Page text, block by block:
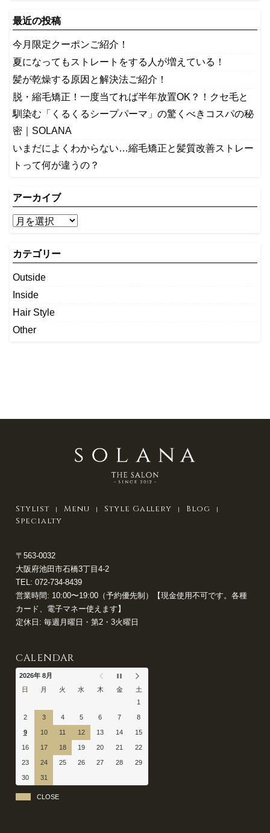
最近の投稿
今月限定クーポンご紹介！
夏になってもストレートをする人が増えている！
髪が乾燥する原因と解決法ご紹介！
脱・縮毛矯正！一度当てれば半年放置OK？！クセ毛と
馴染む「くるくるシープパーマ」の驚くべきコスパの秘
密｜SOLANA
いまだによくわからない…縮毛矯正と髪質改善ストレー
トって何が違うの？
アーカイブ
カテゴリー
Outside
Inside
Hair Style
Other
Stylist Menu Style Gallery
Blog
Specialty
〒563-0032
大阪府池田市石橋3丁目4-2
TEL: 072-734-8439
営業時間: 10:00〜19:00（予約優先制）【現金使用不可です。各種
カード、電子マネー使えます】
定休日: 毎週月曜日・第2・3火曜日
CALENDAR
2026年 8月
日
月 火 水 木 金
土
1
2 3 4 5 6 7 8
9 10 11 12 13 14 15
16 17 18 19 20 21 22
23 24 25 26 27 28 29
30 31
CLOSE